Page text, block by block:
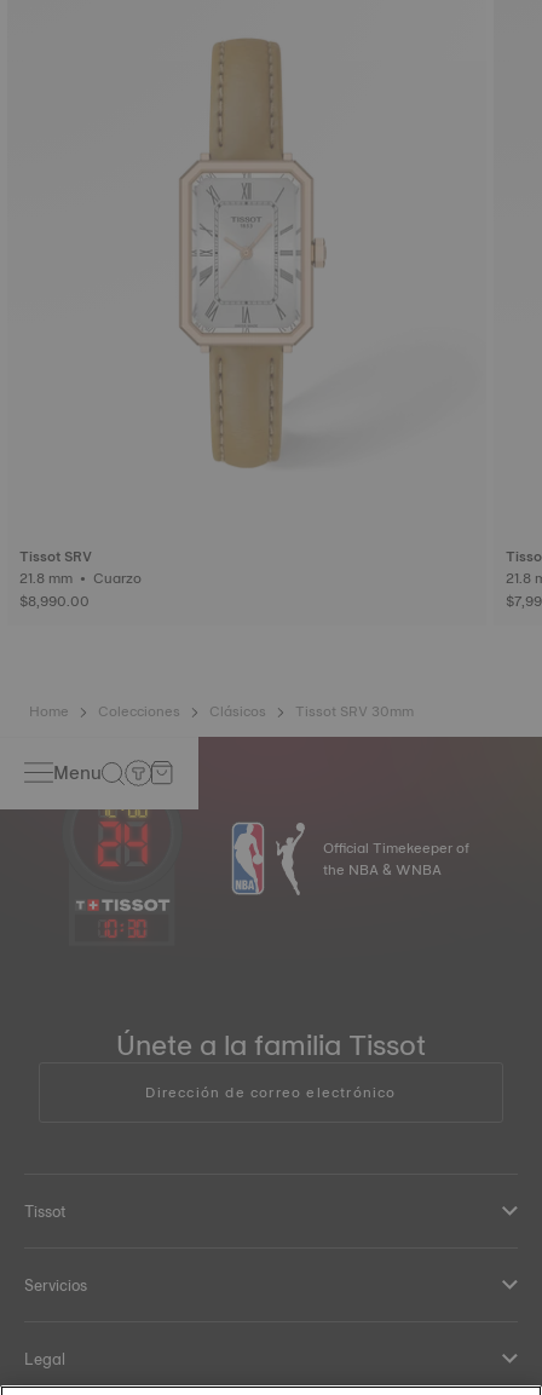
Tissot SRV
21.8 mm • Cuarzo
$8,990.00
Home Colecciones Clásicos Tissot SRV 30mm
Menu
10: 30
Official Timekeeper of
the NBA & WNBA
Únete a la familia Tissot
Dirección de correo electrónico
Tissot
Servicios
Legal